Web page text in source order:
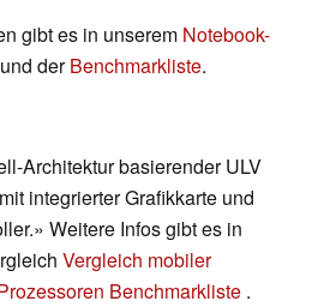
gibt es in unserem Notebook-
und derBenchmarkliste.
Architektur basierender ULV
integrierter Grafikkarte und
Weitere Infos gibt es in
Vergleich mobiler
Benchmarkliste .